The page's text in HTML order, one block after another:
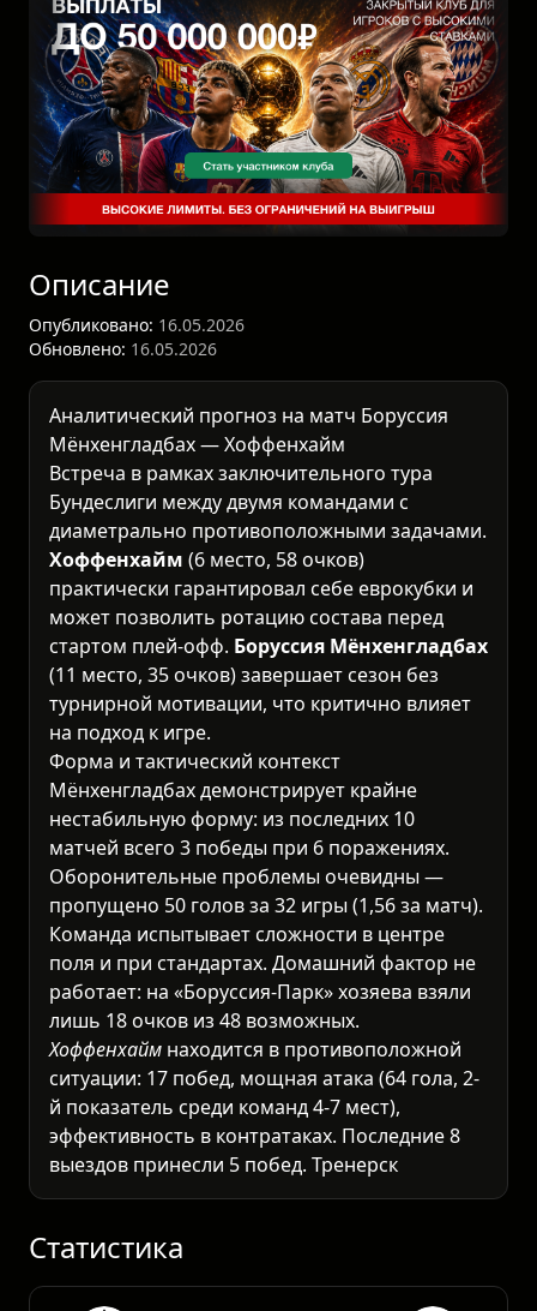
Описание
Опубликовано: 16.05.2026
Обновлено: 16.05.2026
Аналитический прогноз на матч Боруссия
Мёнхенгладбах — Хоффенхайм
Встреча в рамках заключительного тура
Бундеслиги между двумя командами с
диаметрально противоположными задачами.
Хоффенхайм (6 место, 58 очков)
практически гарантировал себе еврокубки и
может позволить ротацию состава перед
стартом плей-офф. Боруссия Мёнхенгладбах
(11 место, 35 очков) завершает сезон без
турнирной мотивации, что критично влияет
на подход к игре.
Форма и тактический контекст
Мёнхенгладбах демонстрирует крайне
нестабильную форму: из последних 10
матчей всего 3 победы при 6 поражениях.
Оборонительные проблемы очевидны —
пропущено 50 голов за 32 игры (1,56 за матч).
Команда испытывает сложности в центре
поля и при стандартах. Домашний фактор не
работает: на «Боруссия-Парк» хозяева взяли
лишь 18 очков из 48 возможных.
Хоффенхайм находится в противоположной
ситуации: 17 побед, мощная атака (64 гола, 2-
й показатель среди команд 4-7 мест),
эффективность в контратаках. Последние 8
выездов принесли 5 побед. Тренерский штаб
уже заявил о частичной ротации, но костяк
решающими матчами.